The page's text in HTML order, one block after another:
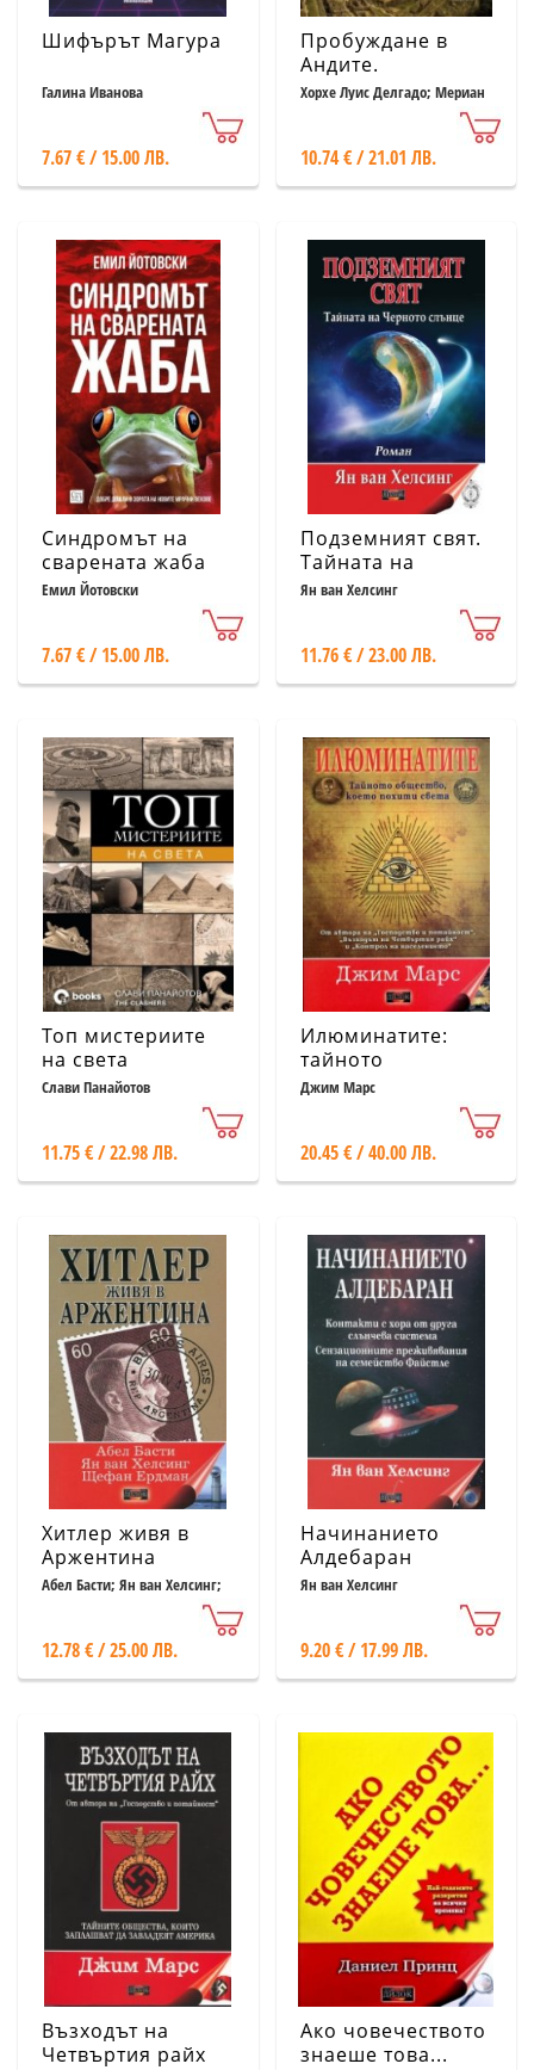
Шифърът Магура
Галина Иванова
7.67 € / 15.00 ЛВ.
Пробуждане в
Андите.
Пътешествие с
Хорхе Луис Делгадо; Мериан
10.74 € / 21.01 ЛВ.
Синдромът на
сварената жаба
Емил Йотовски
7.67 € / 15.00 ЛВ.
Подземният свят.
Тайната на
Черното слънце
Ян ван Хелсинг
11.76 € / 23.00 ЛВ.
Топ мистериите
на света
Слави Панайотов
11.75 € / 22.98 ЛВ.
Илюминатите:
тайното
общество, което
Джим Марс
20.45 € / 40.00 ЛВ.
Хитлер живя в
Аржентина
Абел Басти; Ян ван Хелсинг;
12.78 € / 25.00 ЛВ.
Начинанието
Алдебаран
Ян ван Хелсинг
9.20 € / 17.99 ЛВ.
Възходът на
Четвъртия райх
Ако човечеството
знаеше това...